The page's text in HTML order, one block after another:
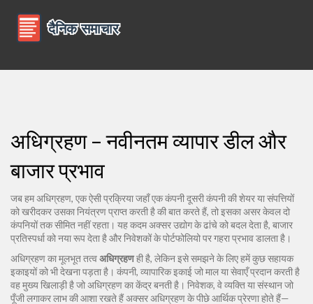
अधिग्रहण – नवीनतम व्यापार डील और
बाजार प्रभाव
जब हमअधिग्रहण, एक ऐसी प्रक्रिया जहाँ एक कंपनी दूसरी कंपनी की शेयर या संपत्तियों
को खरीदकर उसका नियंत्रण प्राप्त करती हैकी बात करते हैं, तो इसका असर केवल दो
कंपनियों तक सीमित नहीं रहता। यह कदम अक्सर उद्योग के ढांचे को बदल देता है, बाजार
प्रतिस्पर्धा को नया रूप देता है और निवेशकों के पोर्टफोलियो पर गहरा प्रभाव डालता है।
अधिग्रहण का मूलभूत तत्वअधिग्रहणही है, लेकिन इसे समझने के लिए हमें कुछ सहायक
इकाइयों को भी देखना पड़ता है। कंपनी, व्यापारिक इकाई जो माल या सेवाएँ प्रदान करती है
वह मुख्य खिलाड़ी है जो अधिग्रहण का केंद्र बनती है। निवेशक, वे व्यक्ति या संस्थान जो
पूँजी लगाकर लाभ की आशा रखते हैंअक्सर अधिग्रहण के पीछे आर्थिक प्रेरणा होते हैं—